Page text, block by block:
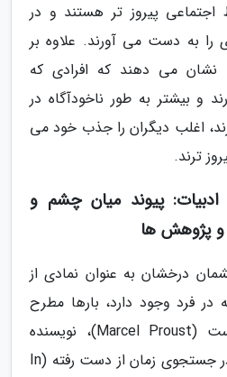
اجتماعی پیروز تر هستند و در
را به دست می آورند. علاوه بر
می دهند که افرادی که
و بیشتر به طور ناخودآگاه در
اغلب دیگران را جذب خود می
ترند.
پیوند میان چشم و
پژوهش ها
درخشان به عنوان نمادی از
فرد وجود دارد، بارها مطرح
شده است. مارسل پروست (Marcel Proust)، نویسنده
مشهور فرانسوی در رمان در جستجوی زمان از دست رفته (In